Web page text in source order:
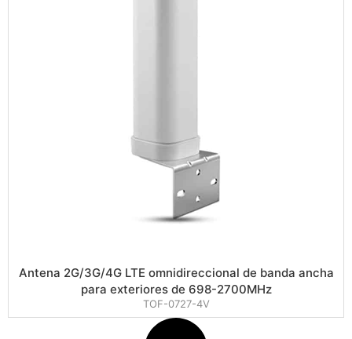
Antena 2G/3G/4G LTE omnidireccional de banda ancha
para exteriores de 698-2700MHz
TOF-0727-4V